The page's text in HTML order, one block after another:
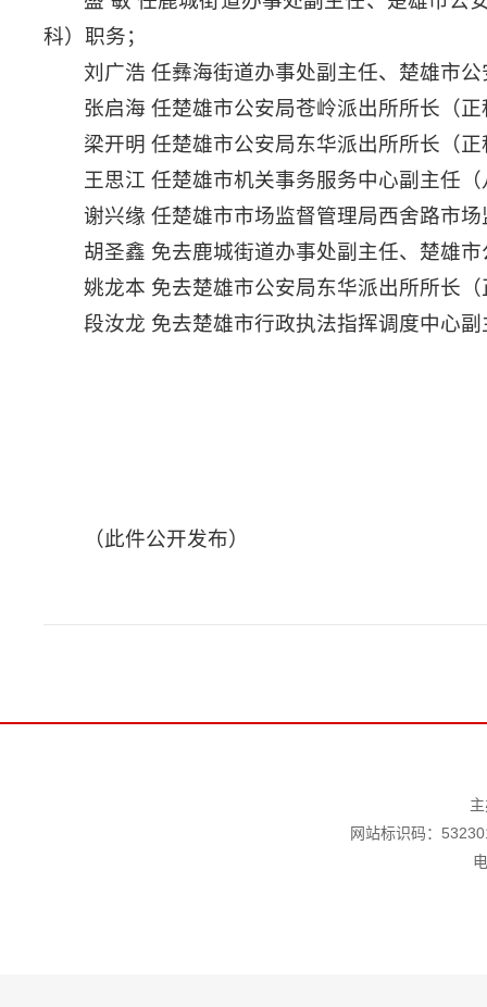
科）职务；
刘广浩 任彝海街道办事处副主任、楚雄市
张启海 任楚雄市公安局苍岭派出所所长（
梁开明 任楚雄市公安局东华派出所所长（
王思江 任楚雄市机关事务服务中心副主任
谢兴缘 任楚雄市市场监督管理局西舍路市
胡圣鑫 免去鹿城街道办事处副主任、楚雄
姚龙本 免去楚雄市公安局东华派出所所长
段汝龙 免去楚雄市行政执法指挥调度中心
（此件公开发布）
网站标识码：